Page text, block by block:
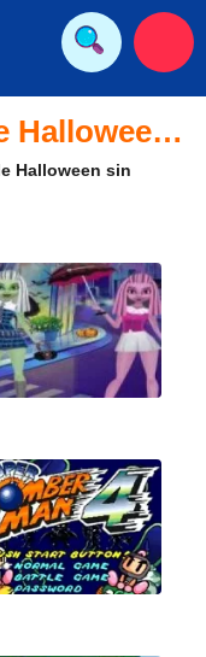
Juegos de Halloween gratis
Halloween sin